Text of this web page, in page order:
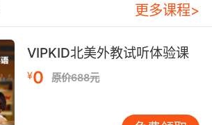
环境呢？其实，探索不一定需要
键在于营造一个安全、有趣、低
。您可以在家里设置一个小小的
这个角落不需要很大，可以是一
里面放些什么呢？根据孩子的兴
子喜欢动物，就放几本英文动物
模型。每天抽出十五分钟，和孩
更多课程>
VIPKID北美外教试听体验课
¥0 原价688元